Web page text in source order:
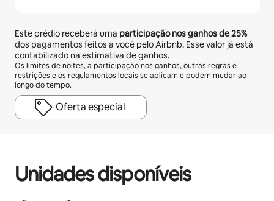
Este prédio receberá uma participação nos ganhos de25%
dos pagamentos feitos a você pelo Airbnb. Esse valor já está
contabilizado na estimativa de ganhos.
Os limites de noites, a participação nos ganhos, outras regras e
restrições e os regulamentos locais se aplicam e podem mudar ao
longo do tempo.
Oferta especial
Unidades disponíveis